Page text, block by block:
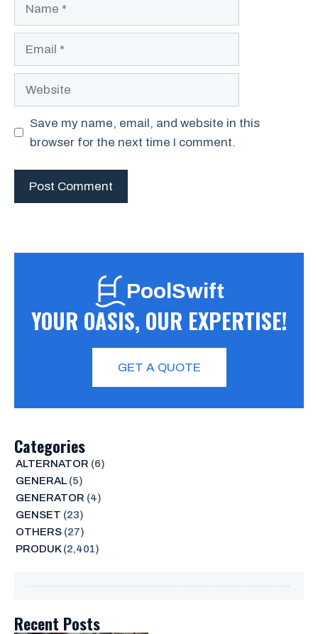
Save my name, email, and website in this
browser for the next time I comment.
PoolSwift
YOUR OASIS, OUR EXPERTISE!
GET A QUOTE
Categories
ALTERNATOR (6)
GENERAL(5)
GENERATOR (4)
GENSET (23)
OTHERS(27)
PRODUK(2,401)
Recent Posts